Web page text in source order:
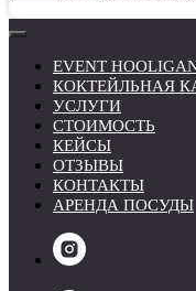
EVENT
КОКТЕЙЛЬНАЯ
УСЛУГИ
СТОИМОСТЬ
КЕЙСЫ
ОТЗЫВЫ
КОНТАКТЫ
АРЕНДА ПОСУДЫ